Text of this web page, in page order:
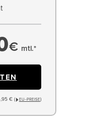
€ mtl.*
€ ( EU−PREISE)